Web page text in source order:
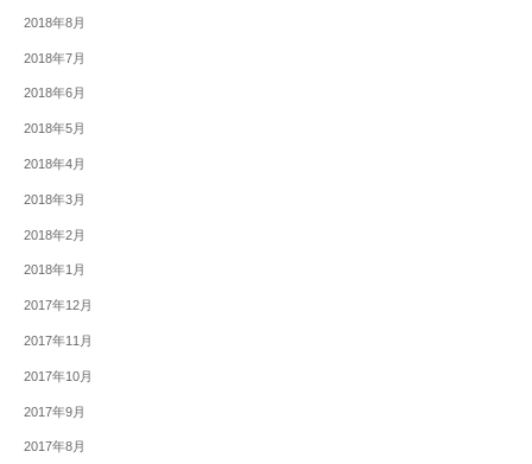
2018年8月
2018年7月
2018年6月
2018年5月
2018年4月
2018年3月
2018年2月
2018年1月
2017年12月
2017年11月
2017年10月
2017年9月
2017年8月